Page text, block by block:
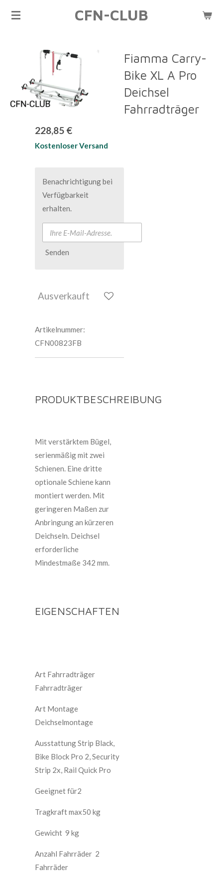
Zum
CFN-CLUB
Fiamma Carry-
Bike XL A Pro
Deichsel
Fahrradträger
228,85 €
Kostenloser Versand
Benachrichtigung bei
Verfügbarkeit
erhalten.
Senden
Ausverkauft
Artikelnummer:
CFN00823FB
PRODUKTBESCHREIBUNG
Mit verstärktem Bügel,
serienmäßig mit zwei
Schienen. Eine dritte
optionale Schiene kann
montiert werden. Mit
geringeren Maßen zur
Anbringung an kürzeren
Deichseln. Deichsel
erforderliche
Mindestmaße 342 mm.
EIGENSCHAFTEN
Art Fahrradträger
Fahrradträger
Art Montage
Deichselmontage
Ausstattung Strip Black,
Bike Block Pro 2, Security
Strip 2x, Rail Quick Pro
Geeignet für2
Tragkraft max50 kg
Gewicht 9 kg
Anzahl Fahrräder 2
Fahrräder